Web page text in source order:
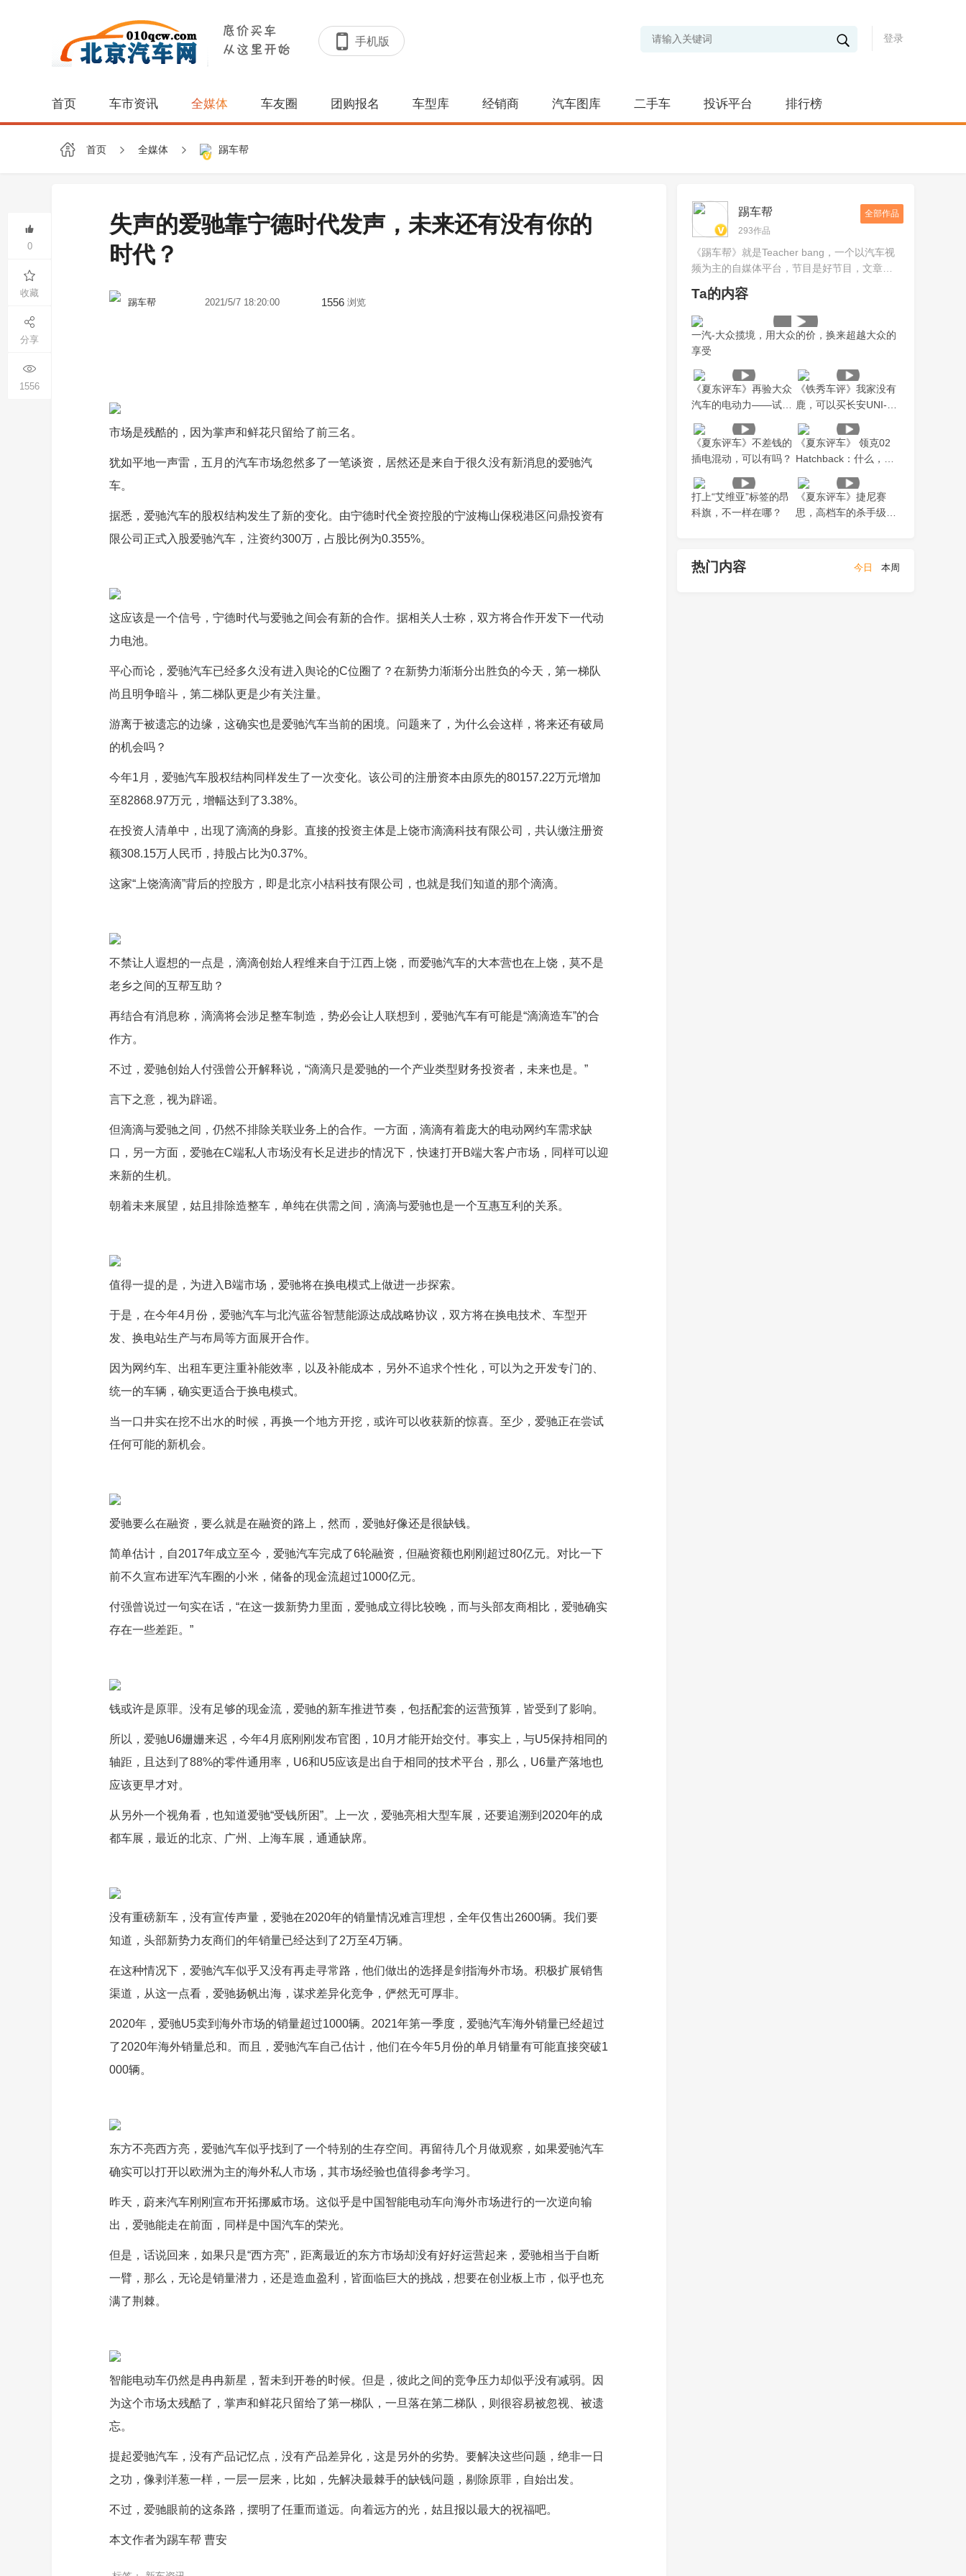
手机版 登录
首页 车市资讯 全媒体 车友圈 团购报名 车型库 经销商 汽车图库 二手车 投诉平台 排行榜
首页 全媒体 踢车帮
失声的爱驰靠宁德时代发声，未来还有没有你的
时代？
踢车帮 2021/5/7 18:20:00 1556 浏览
0
收藏
分享
1556
市场是残酷的，因为掌声和鲜花只留给了前三名。
犹如平地一声雷，五月的汽车市场忽然多了一笔谈资，居然还是来自于很久没有新消息的爱驰汽
车。
据悉，爱驰汽车的股权结构发生了新的变化。由宁德时代全资控股的宁波梅山保税港区问鼎投资有
限公司正式入股爱驰汽车，注资约300万，占股比例为0.355%。
这应该是一个信号，宁德时代与爱驰之间会有新的合作。据相关人士称，双方将合作开发下一代动
力电池。
平心而论，爱驰汽车已经多久没有进入舆论的C位圈了？在新势力渐渐分出胜负的今天，第一梯队
尚且明争暗斗，第二梯队更是少有关注量。
游离于被遗忘的边缘，这确实也是爱驰汽车当前的困境。问题来了，为什么会这样，将来还有破局
的机会吗？
今年1月，爱驰汽车股权结构同样发生了一次变化。该公司的注册资本由原先的80157.22万元增加
至82868.97万元，增幅达到了3.38%。
在投资人清单中，出现了滴滴的身影。直接的投资主体是上饶市滴滴科技有限公司，共认缴注册资
额308.15万人民币，持股占比为0.37%。
这家“上饶滴滴”背后的控股方，即是北京小桔科技有限公司，也就是我们知道的那个滴滴。
不禁让人遐想的一点是，滴滴创始人程维来自于江西上饶，而爱驰汽车的大本营也在上饶，莫不是
老乡之间的互帮互助？
再结合有消息称，滴滴将会涉足整车制造，势必会让人联想到，爱驰汽车有可能是“滴滴造车”的合
作方。
不过，爱驰创始人付强曾公开解释说，“滴滴只是爱驰的一个产业类型财务投资者，未来也是。”
言下之意，视为辟谣。
但滴滴与爱驰之间，仍然不排除关联业务上的合作。一方面，滴滴有着庞大的电动网约车需求缺
口，另一方面，爱驰在C端私人市场没有长足进步的情况下，快速打开B端大客户市场，同样可以迎
来新的生机。
朝着未来展望，姑且排除造整车，单纯在供需之间，滴滴与爱驰也是一个互惠互利的关系。
值得一提的是，为进入B端市场，爱驰将在换电模式上做进一步探索。
于是，在今年4月份，爱驰汽车与北汽蓝谷智慧能源达成战略协议，双方将在换电技术、车型开
发、换电站生产与布局等方面展开合作。
因为网约车、出租车更注重补能效率，以及补能成本，另外不追求个性化，可以为之开发专门的、
统一的车辆，确实更适合于换电模式。
当一口井实在挖不出水的时候，再换一个地方开挖，或许可以收获新的惊喜。至少，爱驰正在尝试
任何可能的新机会。
爱驰要么在融资，要么就是在融资的路上，然而，爱驰好像还是很缺钱。
简单估计，自2017年成立至今，爱驰汽车完成了6轮融资，但融资额也刚刚超过80亿元。对比一下
前不久宣布进军汽车圈的小米，储备的现金流超过1000亿元。
付强曾说过一句实在话，“在这一拨新势力里面，爱驰成立得比较晚，而与头部友商相比，爱驰确实
存在一些差距。”
钱或许是原罪。没有足够的现金流，爱驰的新车推进节奏，包括配套的运营预算，皆受到了影响。
所以，爱驰U6姗姗来迟，今年4月底刚刚发布官图，10月才能开始交付。事实上，与U5保持相同的
轴距，且达到了88%的零件通用率，U6和U5应该是出自于相同的技术平台，那么，U6量产落地也
应该更早才对。
从另外一个视角看，也知道爱驰“受钱所困”。上一次，爱驰亮相大型车展，还要追溯到2020年的成
都车展，最近的北京、广州、上海车展，通通缺席。
没有重磅新车，没有宣传声量，爱驰在2020年的销量情况难言理想，全年仅售出2600辆。我们要
知道，头部新势力友商们的年销量已经达到了2万至4万辆。
在这种情况下，爱驰汽车似乎又没有再走寻常路，他们做出的选择是剑指海外市场。积极扩展销售
渠道，从这一点看，爱驰扬帆出海，谋求差异化竞争，俨然无可厚非。
2020年，爱驰U5卖到海外市场的销量超过1000辆。2021年第一季度，爱驰汽车海外销量已经超过
了2020年海外销量总和。而且，爱驰汽车自己估计，他们在今年5月份的单月销量有可能直接突破1
000辆。
东方不亮西方亮，爱驰汽车似乎找到了一个特别的生存空间。再留待几个月做观察，如果爱驰汽车
确实可以打开以欧洲为主的海外私人市场，其市场经验也值得参考学习。
昨天，蔚来汽车刚刚宣布开拓挪威市场。这似乎是中国智能电动车向海外市场进行的一次逆向输
出，爱驰能走在前面，同样是中国汽车的荣光。
但是，话说回来，如果只是“西方亮”，距离最近的东方市场却没有好好运营起来，爱驰相当于自断
一臂，那么，无论是销量潜力，还是造血盈利，皆面临巨大的挑战，想要在创业板上市，似乎也充
满了荆棘。
智能电动车仍然是冉冉新星，暂未到开卷的时候。但是，彼此之间的竞争压力却似乎没有减弱。因
为这个市场太残酷了，掌声和鲜花只留给了第一梯队，一旦落在第二梯队，则很容易被忽视、被遗
忘。
提起爱驰汽车，没有产品记忆点，没有产品差异化，这是另外的劣势。要解决这些问题，绝非一日
之功，像剥洋葱一样，一层一层来，比如，先解决最棘手的缺钱问题，剔除原罪，自始出发。
不过，爱驰眼前的这条路，摆明了任重而道远。向着远方的光，姑且报以最大的祝福吧。
本文作者为踢车帮 曹安
踢车帮
293作品
全部作品
《踢车帮》就是Teacher bang，一个以汽车视
频为主的自媒体平台，节目是好节目，文章是
好文章，我们就是要告诉你，车正不正经！
Ta的内容
一汽-大众揽境，用大众的价，换来超越大众的
享受
《夏东评车》再验大众
汽车的电动力——试驾
ID.4 CROZZ
《铁秀车评》我家没有
鹿，可以买长安UNI-K
吗？
《夏东评车》不差钱的
插电混动，可以有吗？
《夏东评车》 领克02
Hatchback：什么，得
加钱？行，先验车！
打上“艾维亚”标签的昂
科旗，不一样在哪？
《夏东评车》捷尼赛
思，高档车的杀手级应
热门内容 今日 本周